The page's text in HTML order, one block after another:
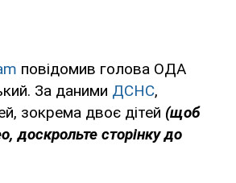
повідомив голова ОДА
За даними ДСНС,
зокрема двоє дітей (щоб
доскрольте сторінку до